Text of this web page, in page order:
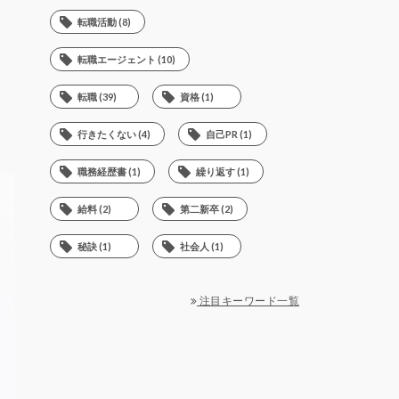
転職活動 (8)
転職エージェント (10)
転職 (39) 資格 (1)
行きたくない (4) 自己PR (1)
職務経歴書 (1) 繰り返す (1)
給料 (2) 第二新卒 (2)
秘訣 (1) 社会人 (1)
注目キーワード一覧